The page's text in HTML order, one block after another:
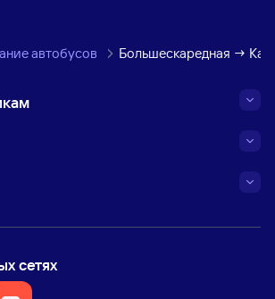
автобусов Большескаредная →
сетях